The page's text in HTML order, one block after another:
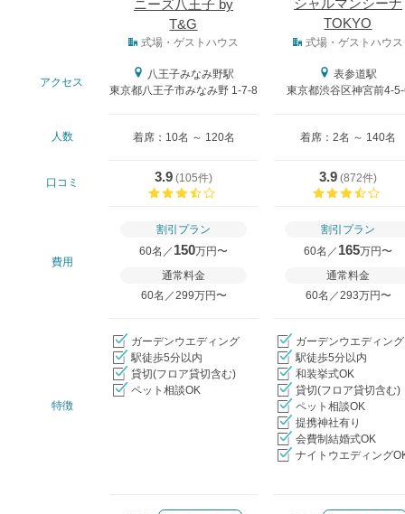
ニーズ八王子 by
T&G
シャルマンシーナ
TOKYO
式場・ゲストハウス 式場・ゲストハウス
アクセス
八王子みなみ野駅
東京都八王子市みなみ野 1-7-8
表参道駅
東京都渋谷区神宮前4-
人数 着席：10名 ～ 120名 着席：2名 ～ 140名
口コミ 3.9 (105件)
3.9 (872件)
費用
割引プラン
60名／ 150万円〜
通常料金
60名／299万円〜
割引プラン
60名／ 165万円〜
通常料金
60名／293万円〜
特徴
ガーデンウエディング
駅徒歩5分以内
貸切(フロア貸切含む)
ペット相談OK
ガーデンウエディング
駅徒歩5分以内
和装挙式OK
貸切(フロア貸切含む)
ペット相談OK
提携神社有り
会費制結婚式OK
ナイトウエディング